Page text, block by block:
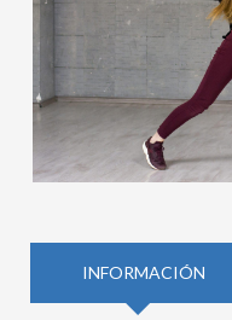
INFORMACIÓN